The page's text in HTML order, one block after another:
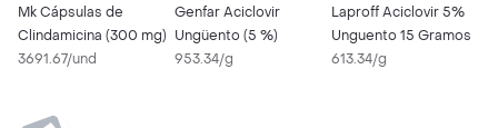
Mk Cápsulas de
Clindamicina (300 mg)
3691.67/und
Genfar Aciclovir
Ungüento (5 %)
953.34/g
Laproff Aciclovir 5%
Unguento 15 Gramos
613.34/g